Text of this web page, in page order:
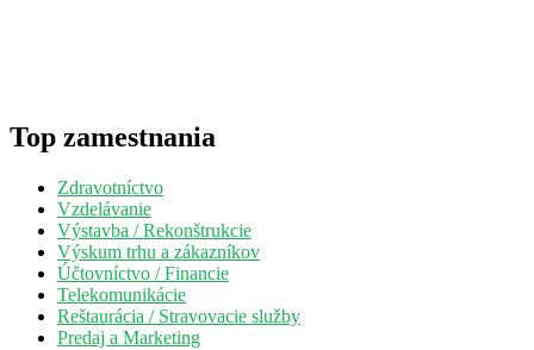
Top zamestnania
Zdravotníctvo
Vzdelávanie
Výstavba / Rekonštrukcie
Výskum trhu a zákazníkov
Účtovníctvo / Financie
Telekomunikácie
Reštaurácia / Stravovacie služby
Predaj a Marketing